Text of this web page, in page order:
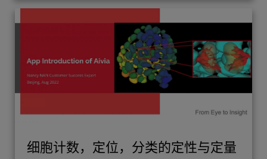
细胞计数，定位，分类的定性与定量